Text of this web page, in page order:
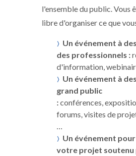
l'ensemble du public. Vous
libre d'organiser ce que
Un événement à
des professionnels :
d'information,
Un événement à
grand public
:conférences,
forums, visites de
Un événement
votre projet soutenu